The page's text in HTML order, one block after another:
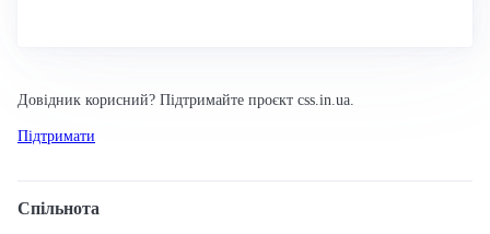
Довідник корисний? Підтримайте проєкт css.in.ua.
Підтримати
Спільнота